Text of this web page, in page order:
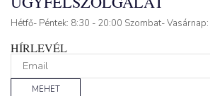
Hétfő- Péntek: 8:30 - 20:00 Szombat-
HÍRLEVÉL
MEHET